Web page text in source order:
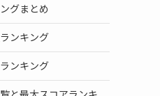
グまとめ
ンキング
ンキング